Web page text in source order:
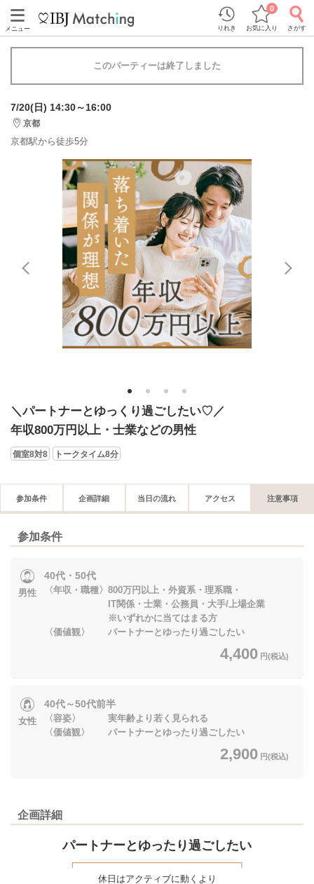
メニュー りれき お気に入り
0
さがす
このパーティーは終了しました
7/20(日) 14:30～16:00
京都
京都駅から徒歩5分
1 2 3 4
＼パートナーとゆっくり過ごしたい♡／
年収800万円以上・士業などの男性
個室8対8 トークタイム8分
参加条件 企画詳細 当日の流れ アクセス 注意事項
参加条件
男性
40代・50代
〈年収・職種〉800万円以上・外資系・理系職・
IT関係・士業・公務員・大手/上場企業
※いずれかに当てはまる方
〈価値観〉 パートナーとゆったり過ごしたい
4,400 円(税込)
女性
40代～50代前半
〈容姿〉 実年齢より若く見られる
〈価値観〉 パートナーとゆったり過ごしたい
2,900 円(税込)
企画詳細
パートナーとゆったり過ごしたい
休日はアクティブに動くより